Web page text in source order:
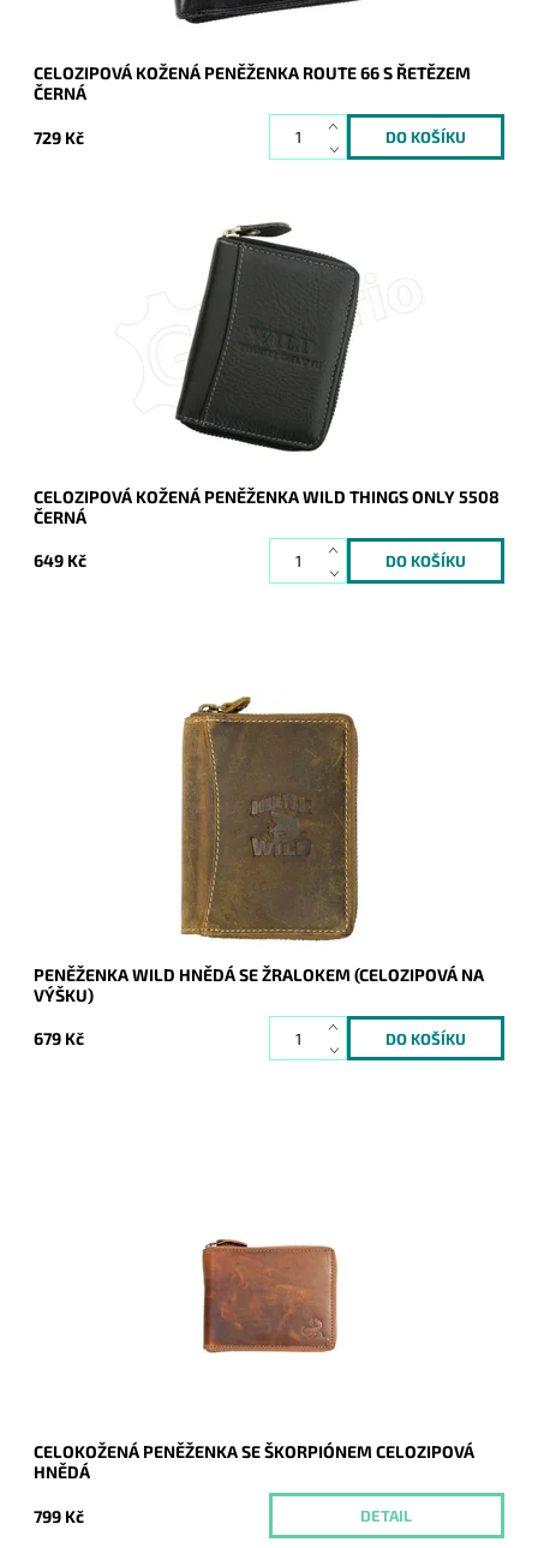
CELOZIPOVÁ KOŽENÁ PENĚŽENKA ROUTE 66 S ŘETĚZEM
ČERNÁ
729 Kč
Pánská kožená peněženka v černé barvě se zapínáním
"dokola" je stále více oblíbená nejen u mladších ročníků mužů.
Skladem
WILD things only !!!
2 roky
CELOZIPOVÁ KOŽENÁ PENĚŽENKA WILD THINGS ONLY 5508
ČERNÁ
649 Kč
Celozipová chlapská peněženka se žralokem na přední
Skladem
2 roky
PENĚŽENKA WILD HNĚDÁ SE ŽRALOKEM (CELOZIPOVÁ NA
VÝŠKU)
679 Kč
Momentálně nedostupné
CELOKOŽENÁ PENĚŽENKA SE ŠKORPIÓNEM CELOZIPOVÁ
HNĚDÁ
799 Kč DETAIL